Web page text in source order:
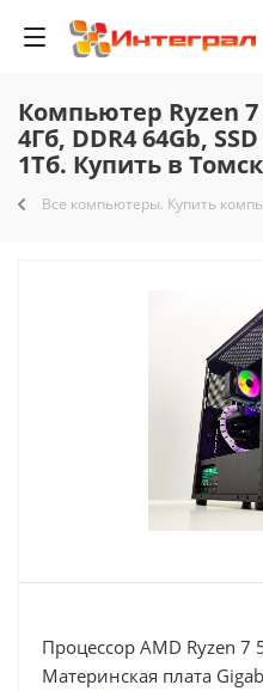
Компьютер Ryzen 7
4Гб, DDR4 64Gb,
1Тб. Купить в
Все компьютеры. Купить
Процессор AMD Ryzen 7
Материнская плата